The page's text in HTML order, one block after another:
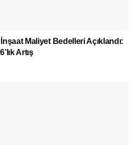
Maliyet Bedelleri Açıklandı:
Artış